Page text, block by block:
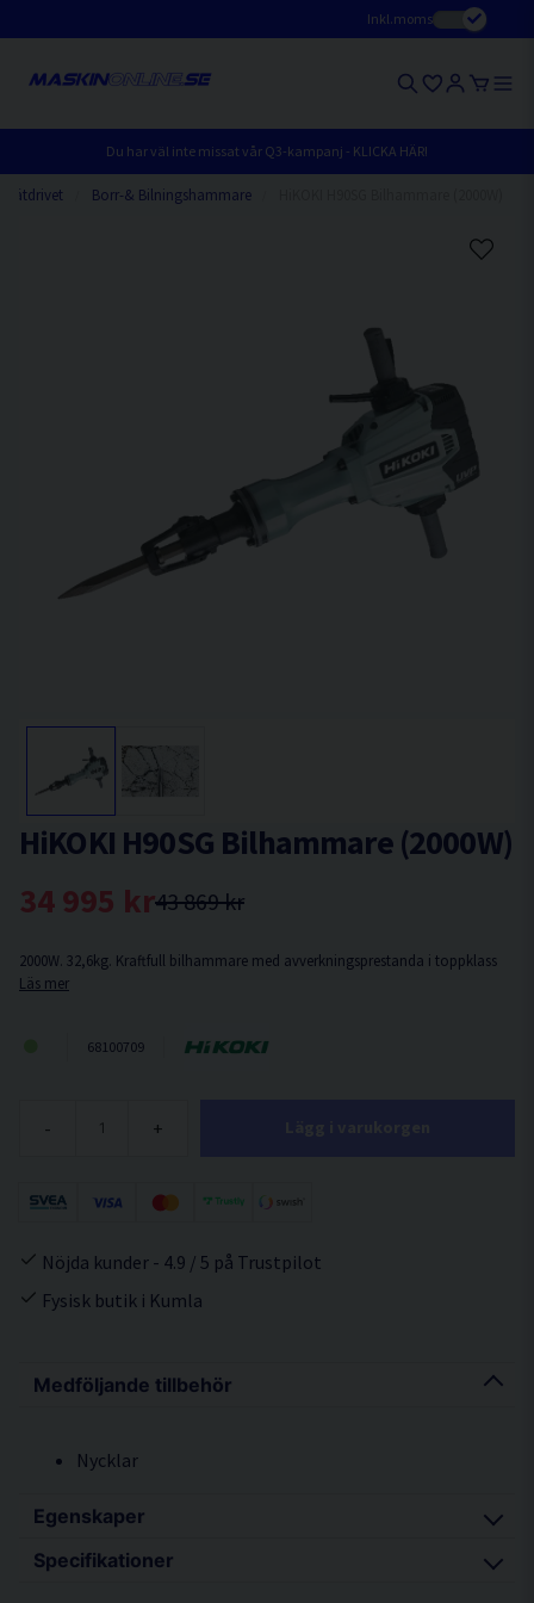
Inkl.moms
Du har väl inte missat vår Q3-kampanj - KLICKA HÄR!
Nätdrivet Borr-& Bilningshammare
Medföljande tillbehör
Nycklar
Egenskaper
Kraftfull bilhammare med avverkningsprestanda i
Specifikationer
HiKOKI H90SG Bilhammare (2000W)
43 869 kr
34 995 kr
2000W. 32,6kg. Kraftfull bilhammare med avverkningsprestanda i toppklass
Läs mer
68100709
- +
Nöjda kunder - 4.9 / 5 på Trustpilot
Fysisk butik i Kumla